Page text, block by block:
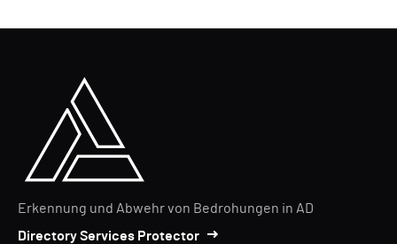
Erkennung und Abwehr von Bedrohungen in AD
Directory Services Protector